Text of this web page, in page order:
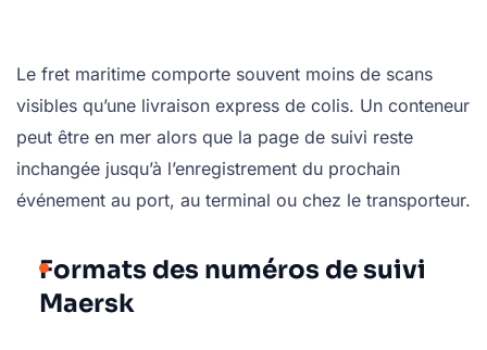
Le fret maritime comporte souvent moins de scans
visibles qu’une livraison express de colis. Un conteneur
peut être en mer alors que la page de suivi reste
inchangée jusqu’à l’enregistrement du prochain
événement au port, au terminal ou chez le transporteur.
Formats des numéros de suivi
Maersk